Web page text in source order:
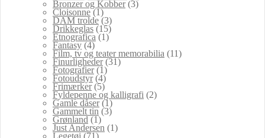
Bronzer og Kobber (3)
Cloisonne (1)
DAM trolde (3)
Drikkeglas (15)
Etnografica (1)
Fantasy (4)
Film, tv og teater memorabilia (11)
Finurligheder (31)
Fotografier (1)
Fotoudstyr (4)
Frimærker (5)
Fyldepenne og kalligrafi (2)
Gamle dåser (1)
Gammelt tin (3)
Grønland (1)
Just Andersen (1)
Legetøj (71)